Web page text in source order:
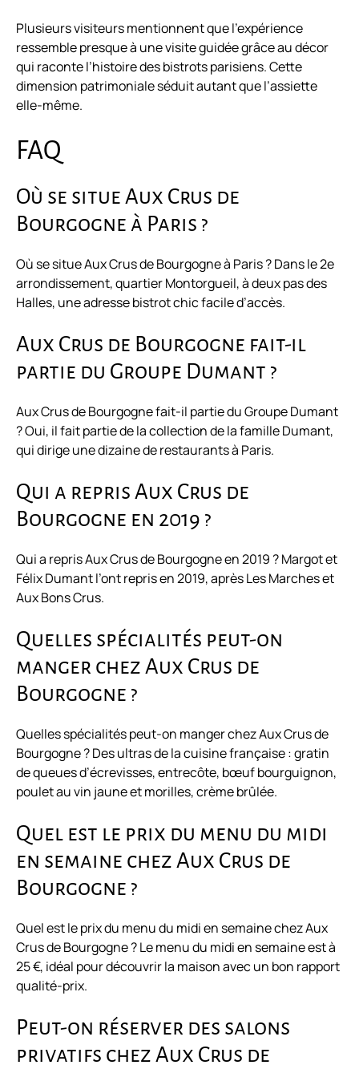
Plusieurs visiteurs mentionnent que l’expérience
ressemble presque à une visite guidée grâce au décor
qui raconte l’histoire des bistrots parisiens. Cette
dimension patrimoniale séduit autant que l’assiette
elle-même.
FAQ
Où se situe Aux Crus de
Bourgogne à Paris ?
Où se situe Aux Crus de Bourgogne à Paris ? Dans le 2e
arrondissement, quartier Montorgueil, à deux pas des
Halles, une adresse bistrot chic facile d’accès.
Aux Crus de Bourgogne fait-il
partie du Groupe Dumant ?
Aux Crus de Bourgogne fait-il partie du Groupe Dumant
? Oui, il fait partie de la collection de la famille Dumant,
qui dirige une dizaine de restaurants à Paris.
Qui a repris Aux Crus de
Bourgogne en 2019 ?
Qui a repris Aux Crus de Bourgogne en 2019 ? Margot et
Félix Dumant l’ont repris en 2019, après Les Marches et
Aux Bons Crus.
Quelles spécialités peut-on
manger chez Aux Crus de
Bourgogne ?
Quelles spécialités peut-on manger chez Aux Crus de
Bourgogne ? Des ultras de la cuisine française : gratin
de queues d’écrevisses, entrecôte, bœuf bourguignon,
poulet au vin jaune et morilles, crème brûlée.
Quel est le prix du menu du midi
en semaine chez Aux Crus de
Bourgogne ?
Quel est le prix du menu du midi en semaine chez Aux
Crus de Bourgogne ? Le menu du midi en semaine est à
25 €, idéal pour découvrir la maison avec un bon rapport
qualité-prix.
Peut-on réserver des salons
privatifs chez Aux Crus de